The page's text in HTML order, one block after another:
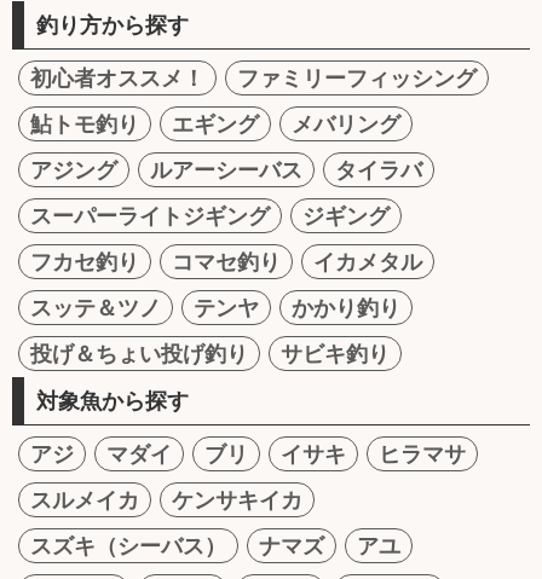
釣り方から探す
初心者オススメ！
ファミリーフィッシング
鮎トモ釣り
エギング
メバリング
アジング
ルアーシーバス
タイラバ
スーパーライトジギング
ジギング
フカセ釣り
コマセ釣り
イカメタル
スッテ＆ツノ
テンヤ
かかり釣り
投げ＆ちょい投げ釣り
サビキ釣り
対象魚から探す
アジ マダイ ブリ イサキ
ヒラマサ
スルメイカ
ケンサキイカ
スズキ（シーバス）
ナマズ
アユ